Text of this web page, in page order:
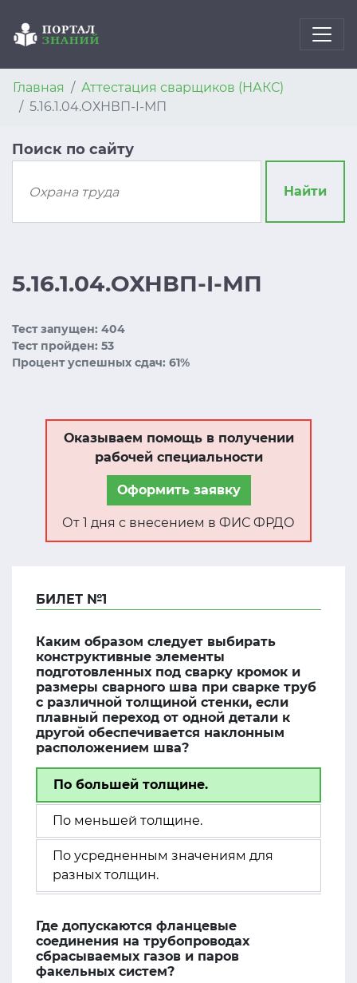
Главная
Аттестация сварщиков (НАКС)
5.16.1.04.ОХНВП-I-МП
Поиск по сайту
Найти
5.16.1.04.ОХНВП-I-МП
Тест запущен: 404
Тест пройден: 53
Процент успешных сдач: 61%
Оказываем помощь в получении
рабочей специальности
Оформить заявку
От 1 дня с внесением в ФИС ФРДО
БИЛЕТ №1
Каким образом следует выбирать
конструктивные элементы
подготовленных под сварку кромок и
размеры сварного шва при сварке труб
с различной толщиной стенки, если
плавный переход от одной детали к
другой обеспечивается наклонным
расположением шва?
По большей толщине.
По меньшей толщине.
По усредненным значениям для
разных толщин.
Где допускаются фланцевые
соединения на трубопроводах
сбрасываемых газов и паров
факельных систем?